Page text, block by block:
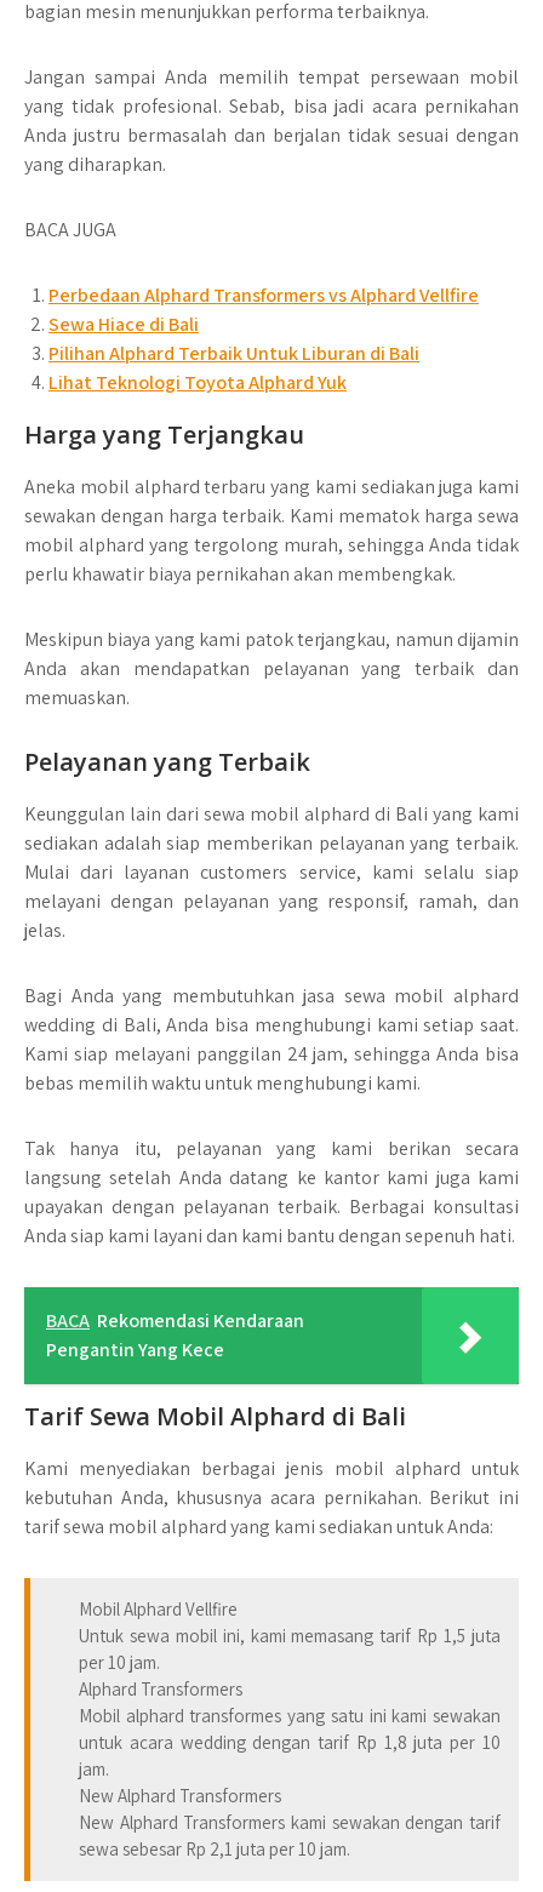
bagian mesin menunjukkan performa terbaiknya.
Jangan sampai Anda memilih tempat persewaan mobil
yang tidak profesional. Sebab, bisa jadi acara pernikahan
Anda justru bermasalah dan berjalan tidak sesuai dengan
yang diharapkan.
BACA JUGA
Perbedaan Alphard Transformers vs Alphard Vellfire
Sewa Hiace di Bali
Pilihan Alphard Terbaik Untuk Liburan di Bali
Lihat Teknologi Toyota Alphard Yuk
Harga yang Terjangkau
Aneka mobil alphard terbaru yang kami sediakan juga kami
sewakan dengan harga terbaik. Kami mematok harga sewa
mobil alphard yang tergolong murah, sehingga Anda tidak
perlu khawatir biaya pernikahan akan membengkak.
Meskipun biaya yang kami patok terjangkau, namun dijamin
Anda akan mendapatkan pelayanan yang terbaik dan
memuaskan.
Pelayanan yang Terbaik
Keunggulan lain dari sewa mobil alphard di Bali yang kami
sediakan adalah siap memberikan pelayanan yang terbaik.
Mulai dari layanan customers service, kami selalu siap
melayani dengan pelayanan yang responsif, ramah, dan
jelas.
Bagi Anda yang membutuhkan jasa sewa mobil alphard
wedding di Bali, Anda bisa menghubungi kami setiap saat.
Kami siap melayani panggilan 24 jam, sehingga Anda bisa
bebas memilih waktu untuk menghubungi kami.
Tak hanya itu, pelayanan yang kami berikan secara
langsung setelah Anda datang ke kantor kami juga kami
upayakan dengan pelayanan terbaik. Berbagai konsultasi
Anda siap kami layani dan kami bantu dengan sepenuh hati.
BACA Rekomendasi Kendaraan
Pengantin Yang Kece
Tarif Sewa Mobil Alphard di Bali
Kami menyediakan berbagai jenis mobil alphard untuk
kebutuhan Anda, khususnya acara pernikahan. Berikut ini
tarif sewa mobil alphard yang kami sediakan untuk Anda:
Mobil Alphard Vellfire
Untuk sewa mobil ini, kami memasang tarif Rp 1,5 juta
per 10 jam.
Alphard Transformers
Mobil alphard transformes yang satu ini kami sewakan
untuk acara wedding dengan tarif Rp 1,8 juta per 10
jam.
New Alphard Transformers
New Alphard Transformers kami sewakan dengan tarif
sewa sebesar Rp 2,1 juta per 10 jam.